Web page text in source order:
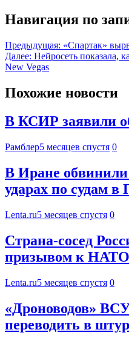
Навигация по
Предыдущая: «Спартак»
Далее: Нейросеть показала,
New Vegas
Похожие новости
В КСИР заявили
Рамблер5 месяцев спустя 0
В Иране
ударах по судам в
Lenta.ru5 месяцев спустя 0
Страна-сосед
призывом к НАТО
Lenta.ru5 месяцев спустя 0
«Дроноводов»
переводить в